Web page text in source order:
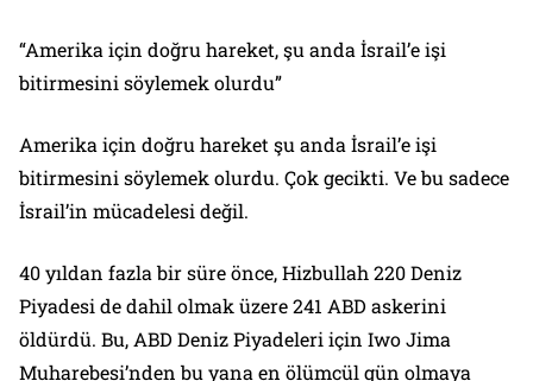
“Amerika için doğru hareket, şu anda İsrail’e işi
bitirmesini söylemek olurdu”
Amerika için doğru hareket şu anda İsrail’e işi
bitirmesini söylemek olurdu. Çok gecikti. Ve bu sadece
İsrail’in mücadelesi değil.
40 yıldan fazla bir süre önce, Hizbullah 220 Deniz
Piyadesi de dahil olmak üzere 241 ABD askerini
öldürdü. Bu, ABD Deniz Piyadeleri için Iwo Jima
Muharebesi’nden bu yana en ölümcül gün olmaya